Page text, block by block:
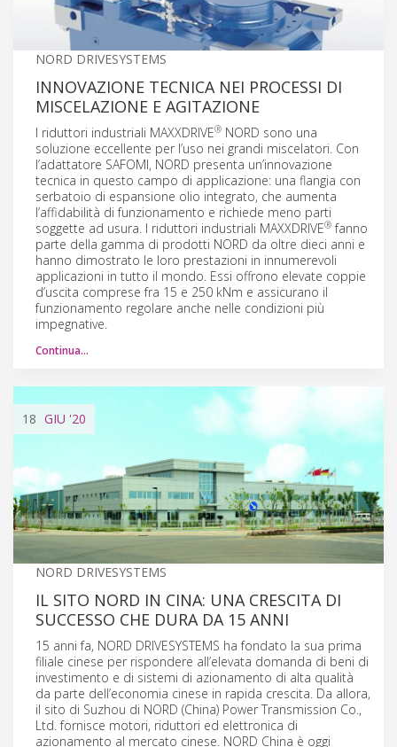
NORD DRIVESYSTEMS
INNOVAZIONE TECNICA NEI PROCESSI DI
MISCELAZIONE E AGITAZIONE
I riduttori industriali MAXXDRIVE® NORD sono una
soluzione eccellente per l’uso nei grandi miscelatori. Con
l’adattatore SAFOMI, NORD presenta un’innovazione
tecnica in questo campo di applicazione: una flangia con
serbatoio di espansione olio integrato, che aumenta
l’affidabilità di funzionamento e richiede meno parti
soggette ad usura. I riduttori industriali MAXXDRIVE® fanno
parte della gamma di prodotti NORD da oltre dieci anni e
hanno dimostrato le loro prestazioni in innumerevoli
applicazioni in tutto il mondo. Essi offrono elevate coppie
d’uscita comprese fra 15 e 250 kNm e assicurano il
funzionamento regolare anche nelle condizioni più
impegnative.
Continua…
18 GIU '20
NORD DRIVESYSTEMS
IL SITO NORD IN CINA: UNA CRESCITA DI
SUCCESSO CHE DURA DA 15 ANNI
15 anni fa, NORD DRIVESYSTEMS ha fondato la sua prima
filiale cinese per rispondere all’elevata domanda di beni di
investimento e di sistemi di azionamento di alta qualità
da parte dell’economia cinese in rapida crescita. Da allora,
il sito di Suzhou di NORD (China) Power Transmission Co.,
Ltd. fornisce motori, riduttori ed elettronica di
azionamento al mercato cinese. NORD China è oggi